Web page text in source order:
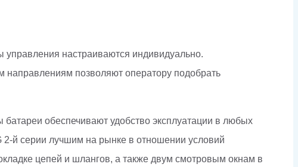
управления настраиваются индивидуально.
направлениям позволяют оператору подобрать
обеспечивают удобство эксплуатации в любых
й серии лучшим на рынке в отношении условий
цепей и шлангов, а также двум смотровым окнам в